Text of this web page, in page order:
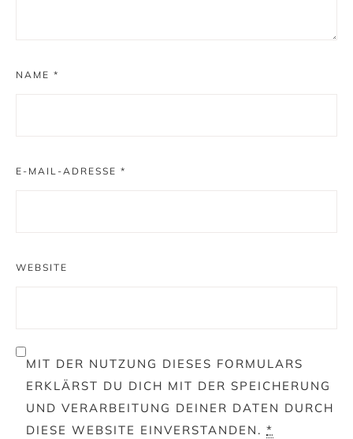
NAME *
E-MAIL-ADRESSE *
WEBSITE
MIT DER NUTZUNG DIESES FORMULARS
ERKLÄRST DU DICH MIT DER SPEICHERUNG
UND VERARBEITUNG DEINER DATEN DURCH
DIESE WEBSITE EINVERSTANDEN. *